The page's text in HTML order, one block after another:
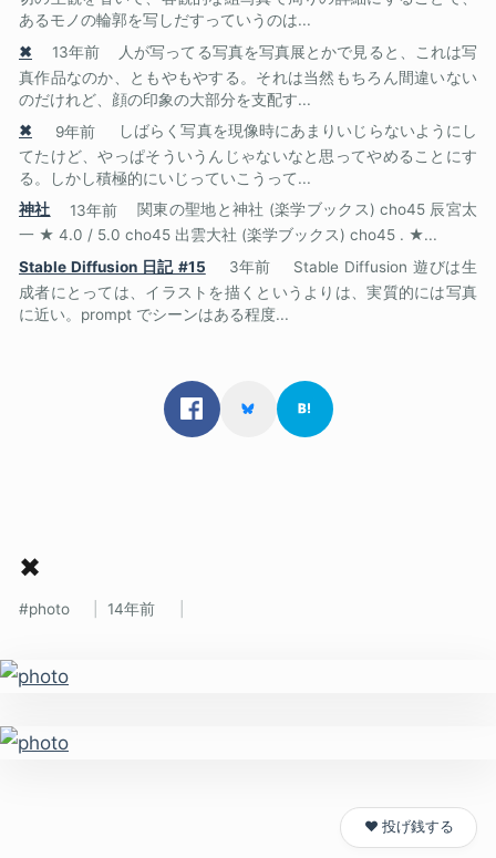
あるモノの輪郭を写しだすっていうのは...
✖
13年前
人が写ってる写真を写真展とかで見ると、これは写
真作品なのか、ともやもやする。それは当然もちろん間違いない
のだけれど、顔の印象の大部分を支配す...
✖
9年前
しばらく写真を現像時にあまりいじらないようにし
てたけど、やっぱそういうんじゃないなと思ってやめることにす
る。しかし積極的にいじっていこうって...
神社
13年前
関東の聖地と神社 (楽学ブックス) cho45 辰宮太
一 ★ 4.0 / 5.0 cho45 出雲大社 (楽学ブックス) cho45 . ★...
Stable Diffusion 日記 #15
3年前
Stable Diffusion 遊びは生
成者にとっては、イラストを描くというよりは、実質的には写真
に近い。prompt でシーンはある程度...
✖
photo 14年前
❤️ 投げ銭する